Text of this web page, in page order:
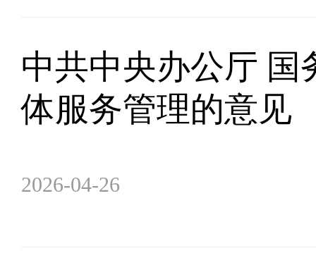
中共中央办公厅 国
体服务管理的意见
2026-04-26